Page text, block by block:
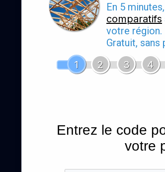
En 5
comparatifs
votre région.
Gratuit, sans
1
2 3 4
Entrez le code
votre